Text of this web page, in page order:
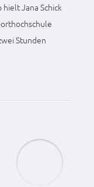
Jana Schick
Stunden